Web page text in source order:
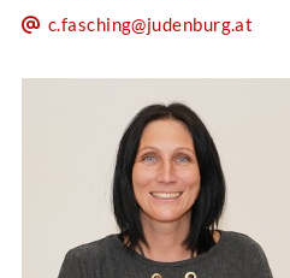
c.fasching@judenburg.at